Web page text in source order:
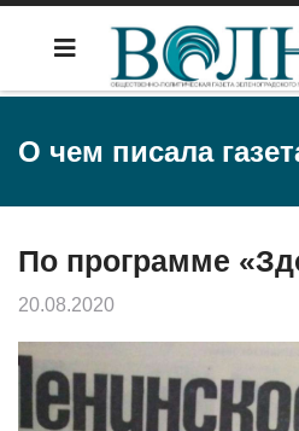
О чем писала
По программе
20.08.2020